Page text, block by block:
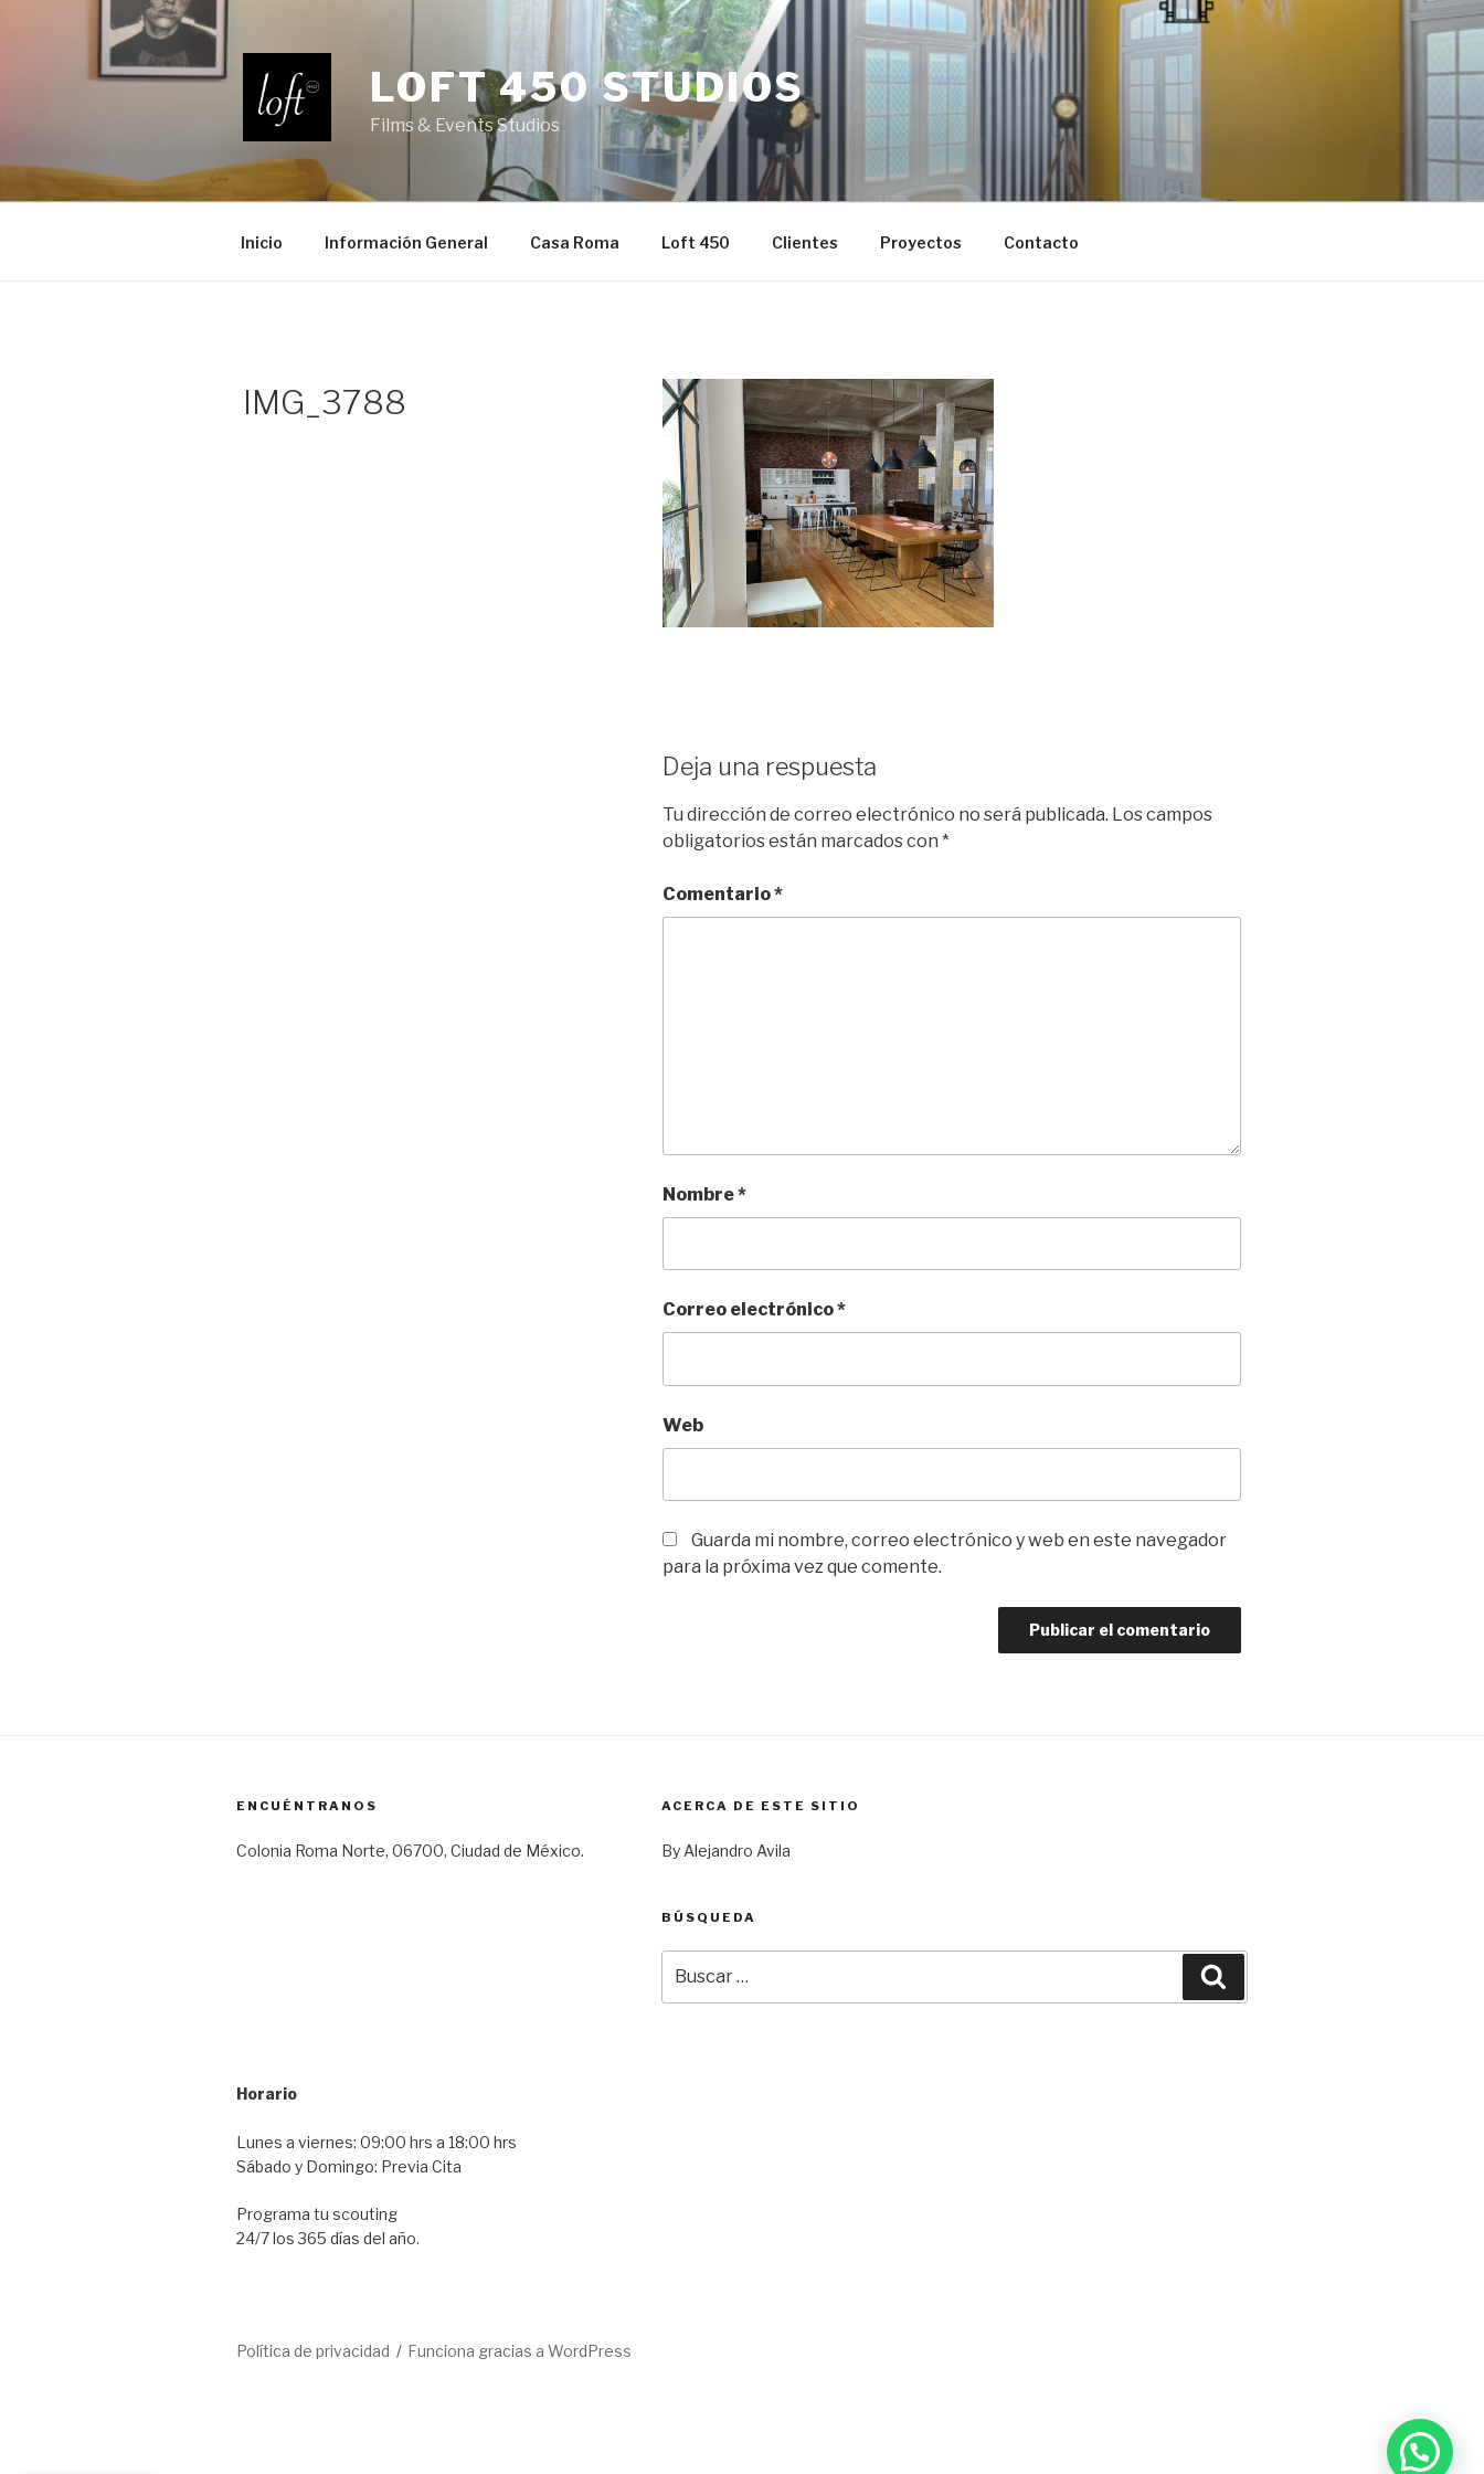
LOFT 450 STUDIOS
Films & Events Studios
Inicio Información General Casa Roma Loft 450 Clientes Proyectos Contacto
IMG_3788
Deja una respuesta
Tu dirección de correo electrónico no será publicada. Los campos
obligatorios están marcados con *
Comentario*
Nombre*
Correo electrónico*
Web
Guarda mi nombre, correo electrónico y web en este navegador
para la próxima vez que comente.
ENCUÉNTRANOS
Colonia Roma Norte, 06700, Ciudad de México.
Horario
Lunes a viernes: 09:00 hrs a 18:00 hrs
Sábado y Domingo: Previa Cita
Programa tu scouting
24/7 los 365 días del año.
ACERCA DE ESTE SITIO
By Alejandro Avila
BÚSQUEDA
por:
Política de privacidad Funciona gracias a WordPress